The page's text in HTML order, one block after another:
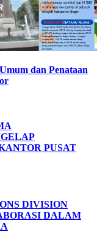
dan Penataan
PUSAT
DIVISION
DALAM